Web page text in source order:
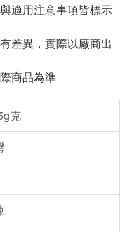
適用注意事項皆標示
差異，實際以廠商出
商品為準
克